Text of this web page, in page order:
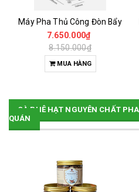
Máy Pha Thủ Công Đòn Bẩy
7.650.000₫
8.150.000₫
MUA HÀNG
CÀ PHÊ HẠT NGUYÊN CHẤT
QUÁN